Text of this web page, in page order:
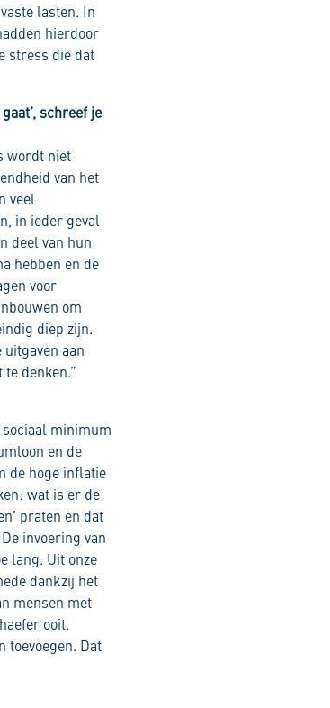
lasten. In
hierdoor
stress die dat
schreef je
wordt niet
van het
veel
in ieder geval
deel van hun
hebben en de
voor
om
diep zijn.
aan
denken.”
sociaal minimum
en de
de hoge inflatie
wat is er de
praten en dat
invoering van
lang. Uit onze
dankzij het
mensen met
ooit.
toevoegen. Dat